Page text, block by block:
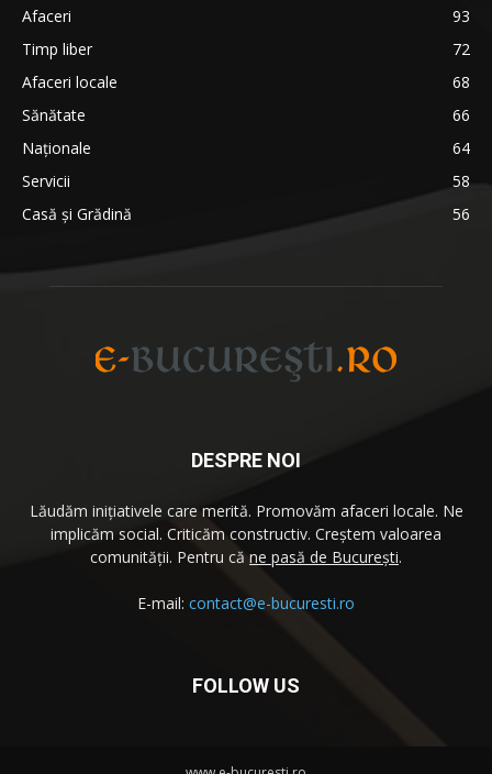
Afaceri
93
Timp liber
72
Afaceri locale
68
Sănătate
66
Naționale
64
Servicii
58
Casă și Grădină
56
DESPRE NOI
Lăudăm iniţiativele care merită. Promovăm afaceri locale. Ne
implicăm social. Criticăm constructiv. Creştem valoarea
comunităţii. Pentru că ne pasă de București.
E-mail: contact@e-bucuresti.ro
FOLLOW US